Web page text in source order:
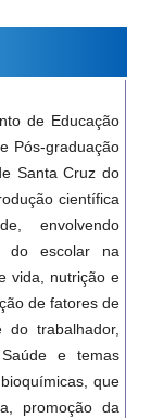
de Educação
Pós-graduação
Santa Cruz do
científica
envolvendo
do escolar na
vida, nutrição e
de fatores de
do trabalhador,
e temas
que
promoção da